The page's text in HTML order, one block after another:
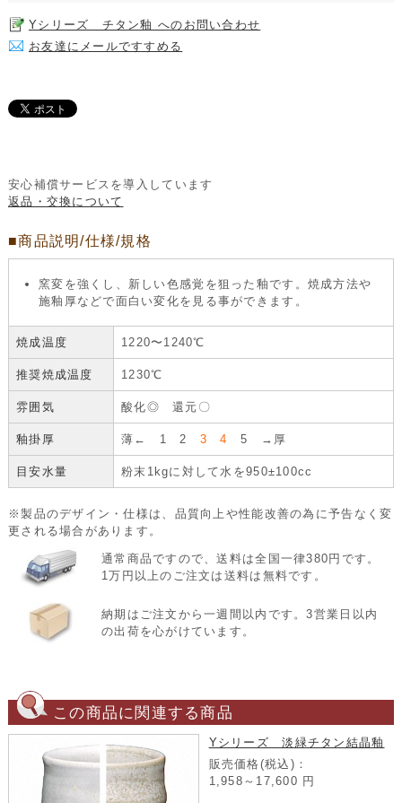
Yシリーズ チタン釉 へのお問い合わせ
お友達にメールですすめる
安心補償サービスを導入しています
返品・交換について
■商品説明/仕様/規格
窯変を強くし、新しい色感覚を狙った釉です。焼成方法や
施釉厚などで面白い変化を見る事ができます。
焼成温度 1220〜1240℃
推奨焼成温度 1230℃
雰囲気 酸化◎ 還元〇
釉掛厚 薄← 1 2 3 45 →厚
目安水量 粉末1kgに対して水を950±100cc
※製品のデザイン・仕様は、品質向上や性能改善の為に予告なく変
更される場合があります。
通常商品ですので、送料は全国一律380円です。
1万円以上のご注文は送料は無料です。
納期はご注文から一週間以内です。3営業日以内
の出荷を心がけています。
この商品に関連する商品
Yシリーズ 淡緑チタン結晶釉
販売価格(税込)：
1,958～17,600 円